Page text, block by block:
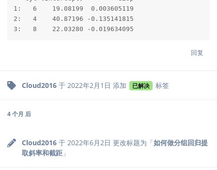
1:   6    19.08199  0.003605119
2:   4    40.87196 -0.135141815
3:   8    22.03280 -0.019634095
回复
Cloud2016 于 2022年2月1日 添加 已解决 标签
4 个月 后
Cloud2016 于 2022年6月2日 更改标题为「如何做分组回归提
取斜率和截距 」